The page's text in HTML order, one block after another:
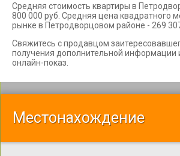
Средняя стоимость квартиры в
800 000 руб. Средняя цена квадратного
рынке в Петродворцовом районе - 269
Свяжитесь с продавцом
получения дополнительной информации
онлайн-показ.
Местонахождение